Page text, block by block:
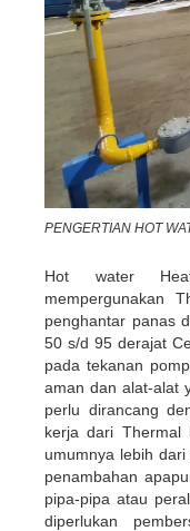
PENGERTIAN HOT
Hot water
mempergunakan
penghantar panas
50 s/d 95 derajat
pada tekanan
aman dan alat-alat
perlu dirancang
kerja dari Thermal
umumnya lebih
penambahan
pipa-pipa atau
diperlukan